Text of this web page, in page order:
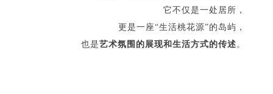
它不仅是一处居所，
更是一座“生活桃花源”的岛屿，
也是艺术氛围的展现和生活方式的传述。